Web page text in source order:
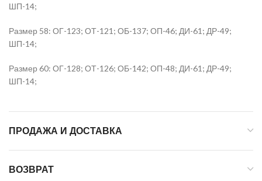
ШП-14;
Размер 58: ОГ-123; ОТ-121; ОБ-137; ОП-46; ДИ-61; ДР-49;
ШП-14;
Размер 60: ОГ-128; ОТ-126; ОБ-142; ОП-48; ДИ-61; ДР-49;
ШП-14;
ПРОДАЖА И ДОСТАВКА
ВОЗВРАТ